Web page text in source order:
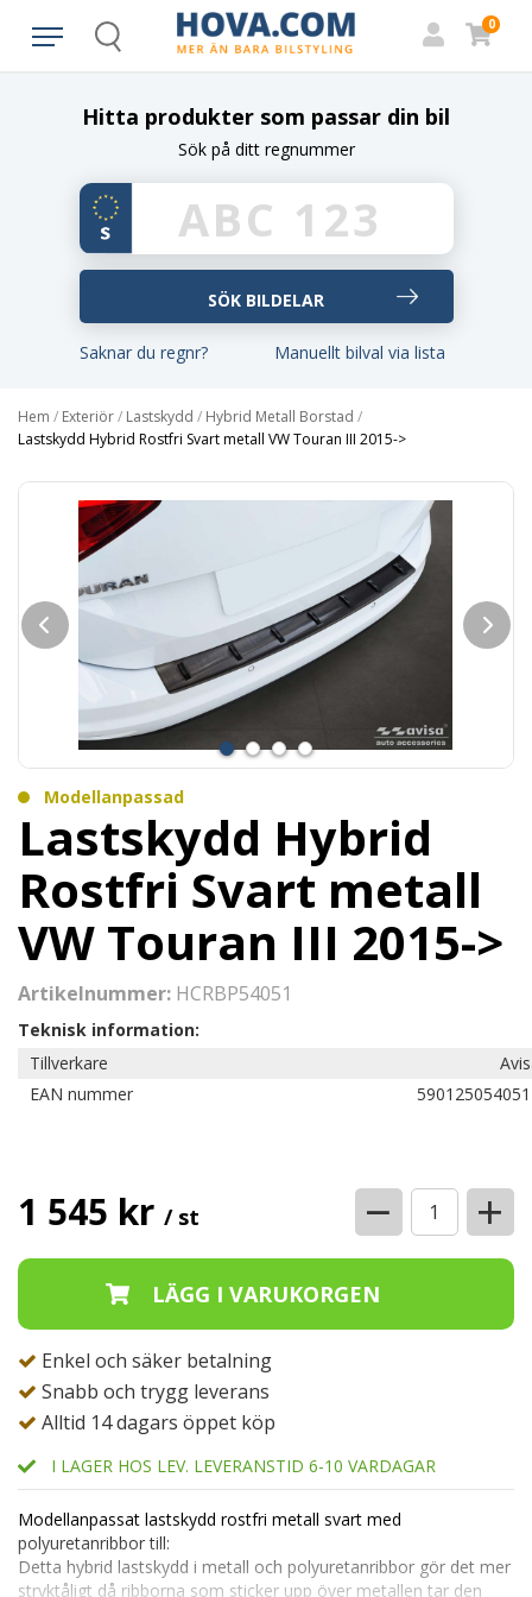
Search
0
Hitta produkter som passar din bil
Sök på ditt regnummer
Saknar du regnr? Manuellt bilval via lista
Hem / Exteriör/ Lastskydd / Hybrid Metall Borstad /
Lastskydd Hybrid Rostfri Svart metall VW Touran III 2015->
Modellanpassad
Lastskydd Hybrid
Rostfri Svart metall
VW Touran III 2015->
Artikelnummer: HCRBP54051
Teknisk information:
Tillverkare
EAN nummer
1 545 kr / st − +
Enkel och säker betalning
Snabb och trygg leverans
Alltid 14 dagars öppet köp
I LAGER HOS LEV. LEVERANSTID 6-10 VARDAGAR
Modellanpassat lastskydd rostfri metall svart med
polyuretanribbor till:
Detta hybrid lastskydd i metall och polyuretanribbor gör det mer
stryktåligt då ribborna som sticker upp över metallen tar den